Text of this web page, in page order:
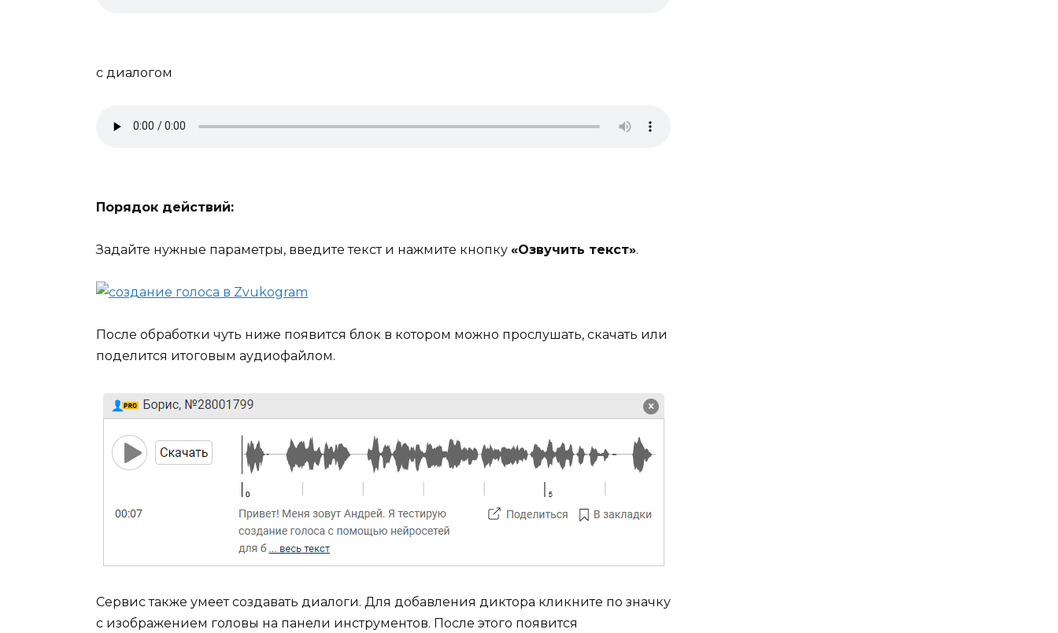
с диалогом
Порядок действий:
Задайте нужные параметры, введите текст и нажмите кнопку «Озвучить текст».
После обработки чуть ниже появится блок в котором можно прослушать, скачать или
поделится итоговым аудиофайлом.
Сервис также умеет создавать диалоги. Для добавления диктора кликните по значку
с изображением головы на панели инструментов. После этого появится